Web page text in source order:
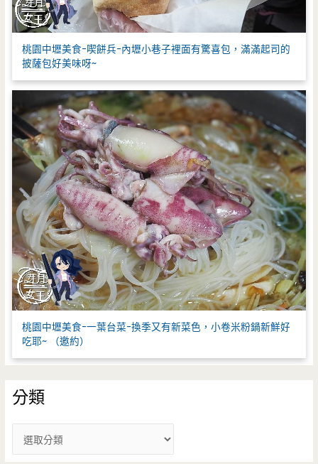
桃園中壢美食-喫餅兵-內壢小巷子裡面有驚喜包，滿滿起司的
披薩包好美味呀~
桃園中壢美食-一葉台菜-換季又有新菜色，小卷米粉鍋新鮮好
吃耶~ （邀約）
分類
類